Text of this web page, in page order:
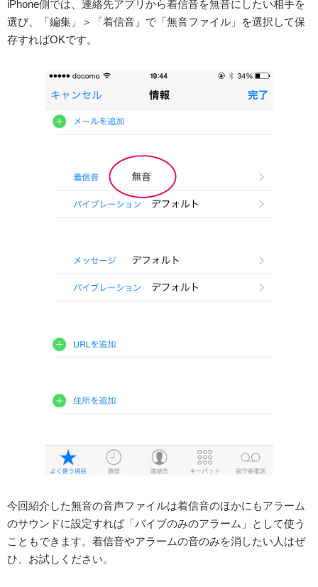
iPhone側では、連絡先アプリから着信音を無音にしたい相手を
選び、「編集」＞「着信音」で「無音ファイル」を選択して保
存すればOKです。
今回紹介した無音の音声ファイルは着信音のほかにもアラーム
のサウンドに設定すれば「バイブのみのアラーム」として使う
こともできます。着信音やアラームの音のみを消したい人はぜ
ひ、お試しください。